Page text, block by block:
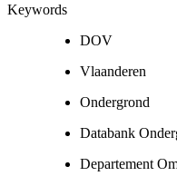
Keywords
DOV
Vlaanderen
Ondergrond
Databank
Departement